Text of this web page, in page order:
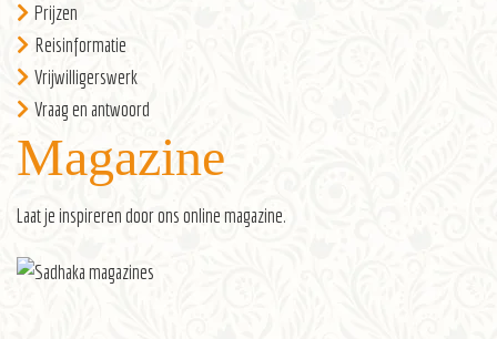
Prijzen
Reisinformatie
Vrijwilligerswerk
Vraag en antwoord
Magazine
Laat je inspireren door onsonline magazine.